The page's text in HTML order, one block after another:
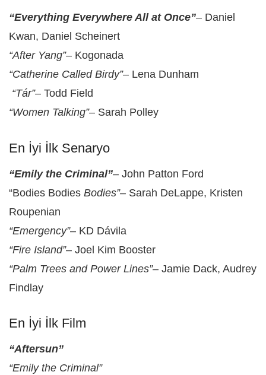
“Everything Everywhere All at Once”– Daniel
Kwan, Daniel Scheinert
“After Yang”– Kogonada
“Catherine Called Birdy”– Lena Dunham
“Tár”– Todd Field
“Women Talking”– Sarah Polley
En İyi İlk Senaryo
“Emily the Criminal”– John Patton Ford
“Bodies Bodies Bodies”– Sarah DeLappe, Kristen
Roupenian
“Emergency”– KD Dávila
“Fire Island”– Joel Kim Booster
“Palm Trees and Power Lines”– Jamie Dack, Audrey
Findlay
En İyi İlk Film
“Aftersun”
“Emily the Criminal”